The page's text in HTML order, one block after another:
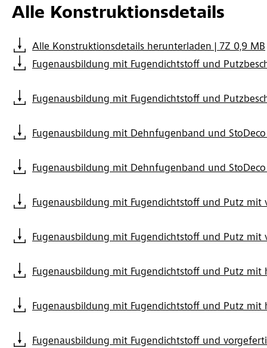
Alle Konstruktionsdetails
Alle Konstruktionsdetails herunterladen | 7Z 0,9 MB
Fugenausbildung mit Fugendichtstoff und
Fugenausbildung mit Fugendichtstoff und
Fugenausbildung mit Dehnfugenband und StoDeco
Fugenausbildung mit Dehnfugenband und StoDeco
Fugenausbildung mit Fugendichtstoff und Putz mit
Fugenausbildung mit Fugendichtstoff und Putz mit
Fugenausbildung mit Fugendichtstoff und Putz mit
Fugenausbildung mit Fugendichtstoff und Putz mit
Fugenausbildung mit Fugendichtstoff und